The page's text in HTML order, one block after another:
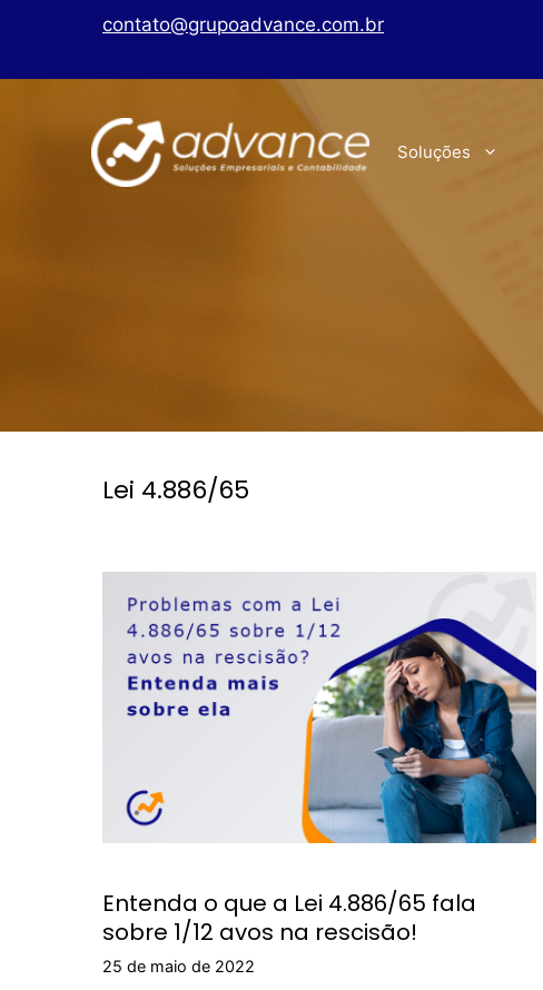
contato@grupoadvance.com.br
Soluções
Lei 4.886/65
Entenda o que a Lei 4.886/65 fala
sobre 1/12 avos na rescisão!
25 de maio de 2022